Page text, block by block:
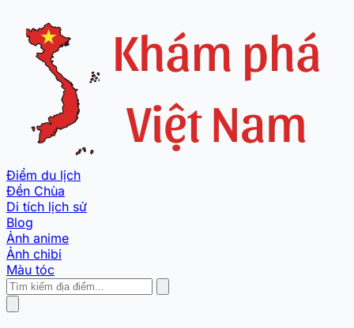
Điểm du lịch
Đền Chùa
Di tích lịch sử
Blog
Ảnh anime
Ảnh chibi
Màu tóc